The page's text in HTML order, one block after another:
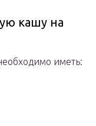
кашу на
иметь: